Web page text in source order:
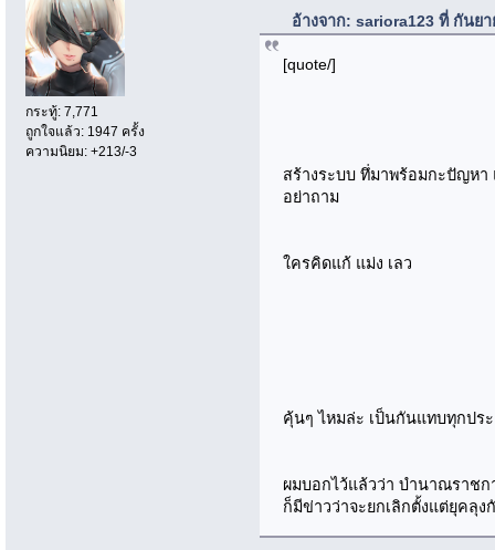
กระทู้: 7,771
ถูกใจแล้ว: 1947 ครั้ง
ความนิยม: +213/-3
อ้างจาก: sariora123 ที่ กันย
[quote/]
สร้างระบบ ทึ่มาพร้อมกะปัญหา
อย่าถาม
ใครคิดแก้ แม่ง เลว
คุ้นๆ ไหมล่ะ เป็นกันแทบทุกประ
ผมบอกไว้แล้วว่า บำนาณราชก
ก็มีข่าวว่าจะยกเลิกตั้งแต่ยุคลุง